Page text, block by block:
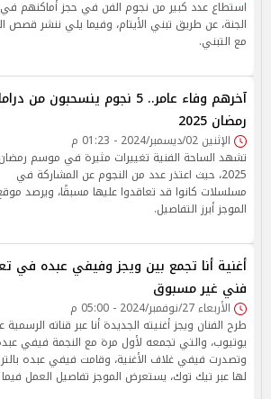
استطاع عدد كبير من نجوم الفن في حجز أماكنهم في
الجنة، عن طريق تبني الأيتام، وفيما يلي ننشر قصص
مع التبني.
آخرهم وفاء عامر.. 5 نجوم ينسحبون من دراما
رمضان 2025
الإثنين 02/ديسمبر/2024 - 01:23 م
تشهد الساحة الفنية تغييرات مثيرة في موسم رمضان
2025، حيث اعتذر عدد من النجوم عن المشاركة في
مسلسلات كانوا قد تعاقدوا عليها مسبقًا، ويرصد
الموجز أبرز التفاصيل.
أغنية أنا تجمع بين ويجز وفيفي عبده في
فني غير مسبوق
الأربعاء 27/نوفمبر/2024 - 05:00 م
طرح الفنان ويجز أغنيته الجديدة أنا عبر قناته
يوتيوب، والتي تجمعه لأول مرة مع النجمة فيفي
وتصدرت فيفي غلاف الأغنية، وقامت فيفي عبده
لها عبر تيك توك، يستعرض الموجز تفاصيل العمل